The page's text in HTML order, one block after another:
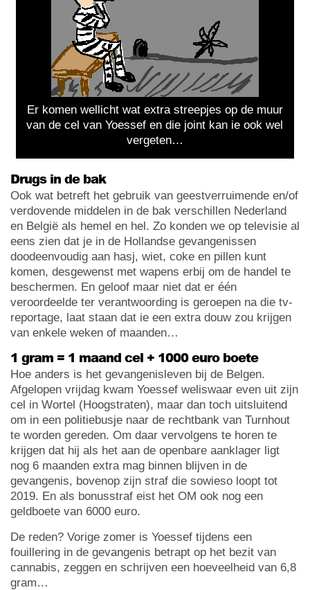
Er komen wellicht wat extra streepjes op de muur
van de cel van Yoessef en die joint kan ie ook wel
vergeten…
Drugs in de bak
Ook wat betreft het gebruik van geestverruimende en/of
verdovende middelen in de bak verschillen Nederland
en België als hemel en hel. Zo konden we op televisie al
eens zien dat je in de Hollandse gevangenissen
doodeenvoudig aan hasj, wiet, coke en pillen kunt
komen, desgewenst met wapens erbij om de handel te
beschermen. En geloof maar niet dat er één
veroordeelde ter verantwoording is geroepen na die tv-
reportage, laat staan dat ie een extra douw zou krijgen
van enkele weken of maanden…
1 gram = 1 maand cel + 1000 euro boete
Hoe anders is het gevangenisleven bij de Belgen.
Afgelopen vrijdag kwam Yoessef weliswaar even uit zijn
cel in Wortel (Hoogstraten), maar dan toch uitsluitend
om in een politiebusje naar de rechtbank van Turnhout
te worden gereden. Om daar vervolgens te horen te
krijgen dat hij als het aan de openbare aanklager ligt
nog 6 maanden extra mag binnen blijven in de
gevangenis, bovenop zijn straf die sowieso loopt tot
2019. En als bonusstraf eist het OM ook nog een
geldboete van 6000 euro.
De reden? Vorige zomer is Yoessef tijdens een
fouillering in de gevangenis betrapt op het bezit van
cannabis, zeggen en schrijven een hoeveelheid van 6,8
gram…